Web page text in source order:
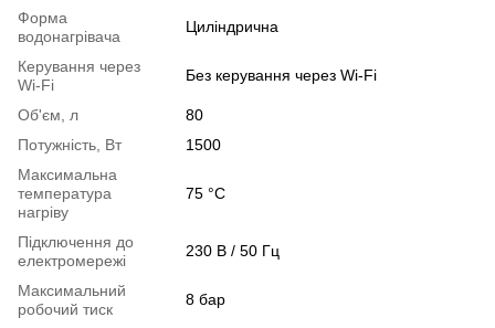
Форма
водонагрівача
Циліндрична
Керування через
Wi-Fi
Без керування через Wi-Fi
Об'єм, л
80
Потужність, Вт
1500
Максимальна
температура
нагріву
75 °С
Підключення до
електромережі
230 В / 50 Гц
Максимальний
робочий тиск
8 бар